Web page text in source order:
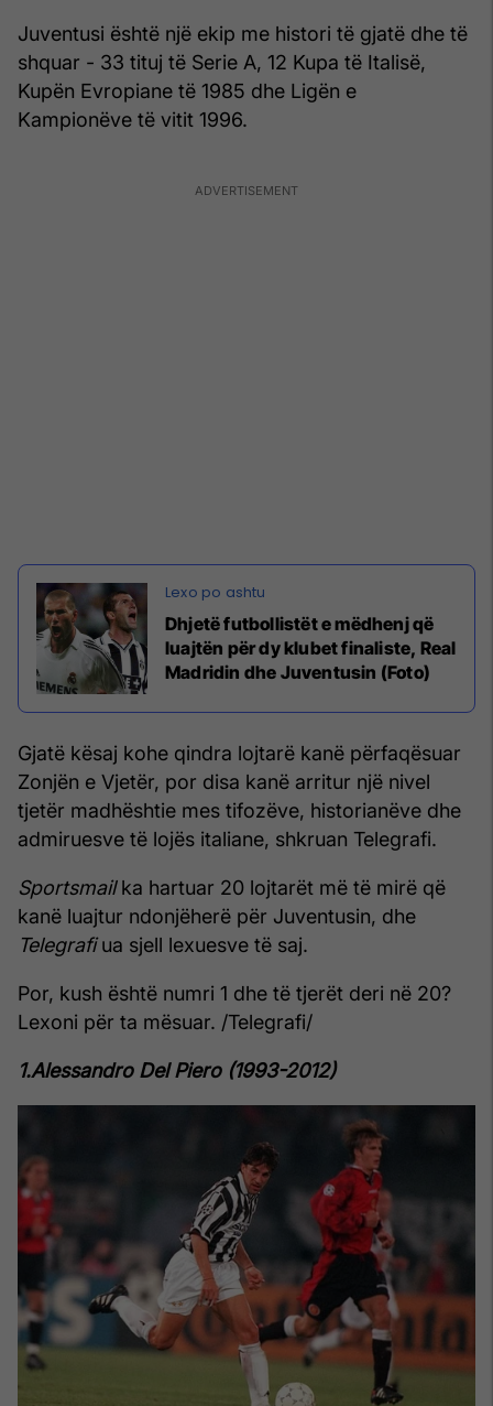
Juventusi është një ekip me histori të gjatë dhe të
shquar - 33 tituj të Serie A, 12 Kupa të Italisë,
Kupën Evropiane të 1985 dhe Ligën e
Kampionëve të vitit 1996.
Dhjetë futbollistët e mëdhenj që
luajtën për dy klubet finaliste, Real
Madridin dhe Juventusin (Foto)
Gjatë kësaj kohe qindra lojtarë kanë përfaqësuar
Zonjën e Vjetër, por disa kanë arritur një nivel
tjetër madhështie mes tifozëve, historianëve dhe
admiruesve të lojës italiane, shkruan Telegrafi.
Sportsmailka hartuar 20 lojtarët më të mirë që
kanë luajtur ndonjëherë për Juventusin, dhe
Telegrafiua sjell lexuesve të saj.
Por, kush është numri 1 dhe të tjerët deri në 20?
Lexoni për ta mësuar. /Telegrafi/
1.Alessandro Del Piero (1993-2012)